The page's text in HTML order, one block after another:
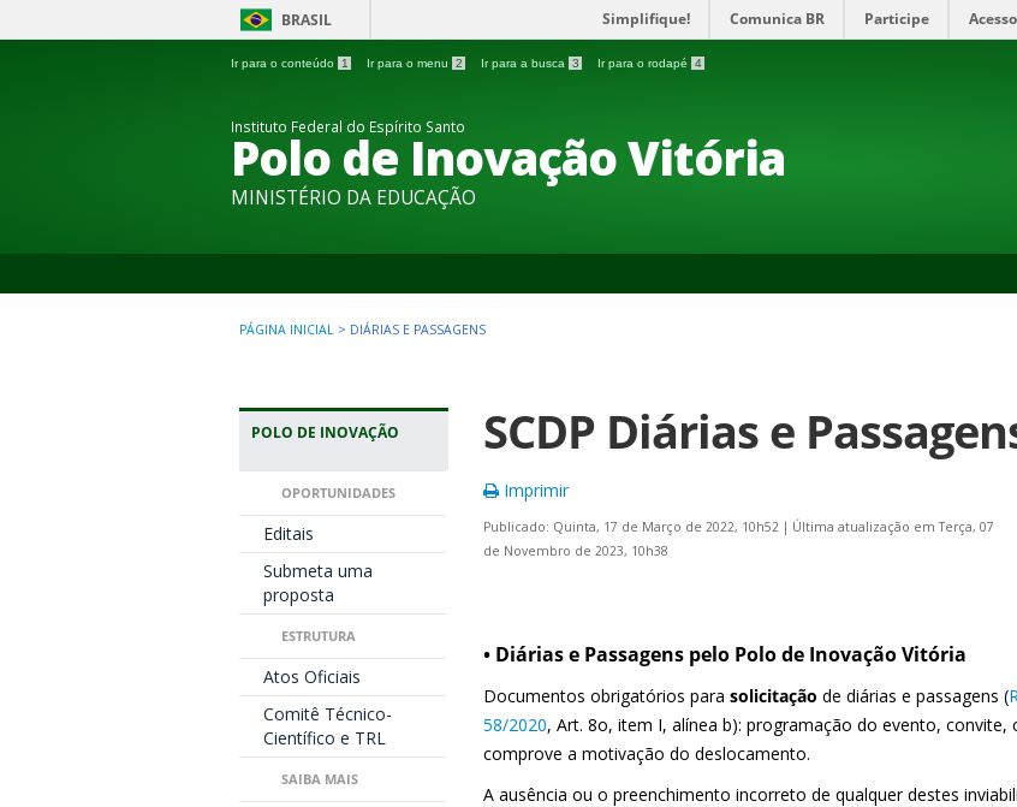
BRASIL Simplifique! Comunica BR Participe
Ir para o conteúdo 1 Ir para o menu 2 Ir para a busca 3 Ir para o rodapé 4
Instituto Federal do Espírito Santo
Polo de Inovação Vitória
MINISTÉRIO DA EDUCAÇÃO
PÁGINA INICIAL > DIÁRIAS E PASSAGENS
POLO DE INOVAÇÃO
OPORTUNIDADES
Editais
Submeta uma
proposta
ESTRUTURA
Atos Oficiais
Comitê Técnico-
Científico e TRL
SAIBA MAIS
SCDP Diárias e
Imprimir
Publicado: Quinta, 17 de Março de 2022, 10h52 | Última atualização em Terça, 07
de Novembro de 2023, 10h38
• Diárias e Passagens pelo Polo de Inovação Vitória
Documentos obrigatórios para solicitação de diárias e passagens (
58/2020, Art. 8o, item I, alínea b): programação do evento,
comprove a motivação do deslocamento.
A ausência ou o preenchimento incorreto de qualquer destes